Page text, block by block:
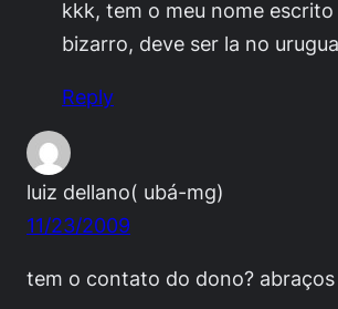
kkk, tem o meu nome escrito
bizarro, deve ser la no
Reply
luiz dellano( ubá-mg)
11/23/2009
tem o contato do dono? abraços